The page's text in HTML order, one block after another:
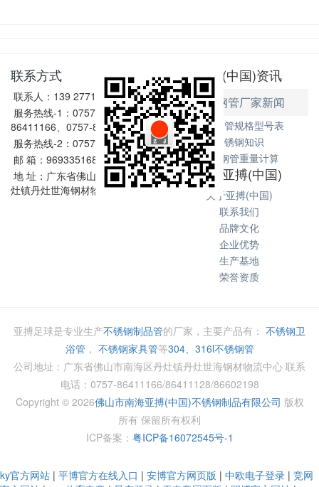
联系方式
联系人：139 2771 6167
服务热线-1：0757-
86411166、0757-86411128
服务热线-2：0757-86602198
邮 箱：969335168@qq.com
地 址：广东省佛山市南海区丹
灶镇丹灶世海钢材物流中心
亚搏(中国)资讯
不锈钢管厂家新闻
不锈钢管规格型号表
不锈钢知识
不锈钢管重量计算
关于亚搏(中国)
关于亚搏(中国)
联系我们
品牌文化
企业优势
生产基地
荣誉资质
亚搏足球是专业生产不锈钢制品管的厂家，主要产品有： 不锈钢卫
浴管 ， 不锈钢家具管等304、316l不锈钢管
公司地址：广东省佛山市南海区丹灶镇丹灶世海钢材物流中心 联系
电话：0757-86411166/86411128/86602198
Copyright © 2026佛山市南海亚搏(中国)不锈钢制品有限公司 版权
所有 保留所有权利
ICP备案： 粤ICP备16072545号-1
ky官方网站 | 平博官方在线入口 | 安博官方网页版 | 中欧电子登录 | 竞网